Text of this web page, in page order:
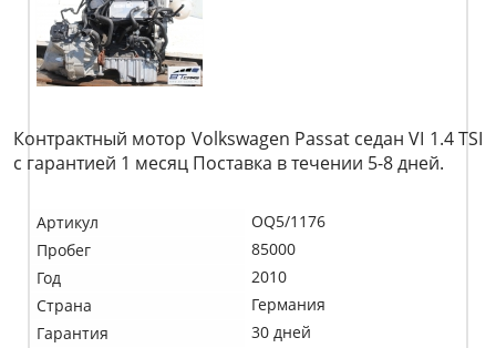
Контрактный мотор Volkswagen Passat седан VI 1.4 TSI
c гарантией 1 месяц Поставка в течении 5-8 дней.
Артикул
OQ5/1176
Пробег
85000
Год
2010
Страна
Германия
Гарантия
30 дней